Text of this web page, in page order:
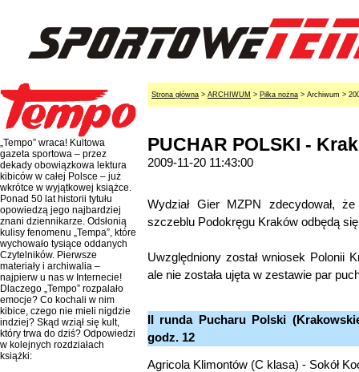
„Tempo” wraca! Kultowa
gazeta sportowa – przez
dekady obowiązkowa lektura
kibiców w całej Polsce – już
wkrótce w wyjątkowej książce.
Ponad 50 lat historii tytułu
opowiedzą jego najbardziej
znani dziennikarze. Odsłonią
kulisy fenomenu „Tempa”, które
wychowało tysiące oddanych
Czytelników. Pierwsze
materiały i archiwalia –
najpierw u nas w Internecie!
Dlaczego „Tempo” rozpalało
emocje? Co kochali w nim
kibice, czego nie mieli nigdzie
indziej? Skąd wziął się kult,
który trwa do dziś? Odpowiedzi
w kolejnych rozdziałach
książki:
Strona główna > ARCHIWUM > Piłka nożna > Archiwum >
PUCHAR POLSKI -
2009-11-20 11:43:00
Wydział Gier MZPN zdecydował,
szczeblu Podokręgu Kraków odbędą
Uwzględniony został wniosek Polonii
ale nie została ujęta w zestawie par
II runda Pucharu Polski
godz. 12
Agricola Klimontów (C klasa) - Sokół